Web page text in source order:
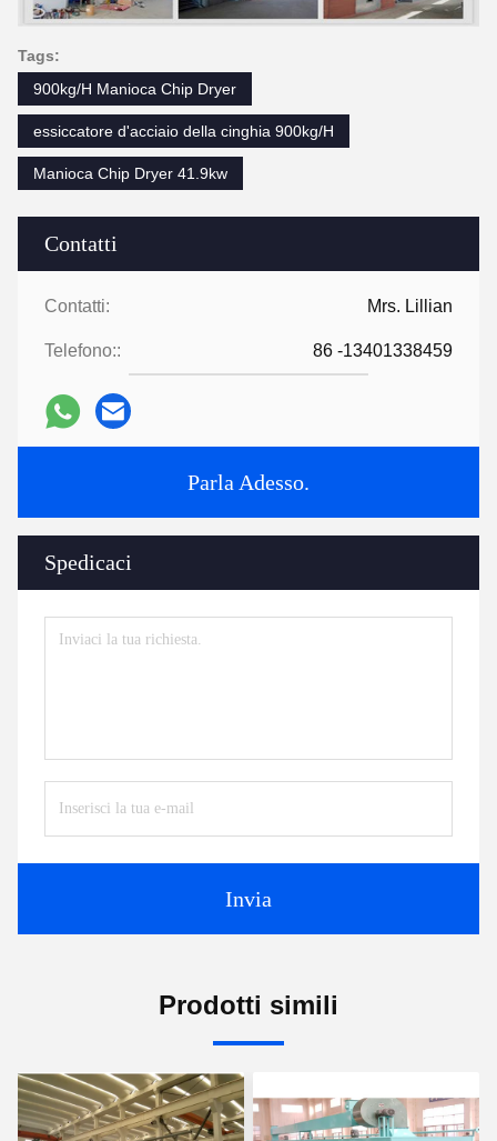
Contatti
Contatti: Mrs. Lillian
Telefono:: 86 -13401338459
Parla Adesso.
Spedicaci
Invia
Tags:
900kg/H Manioca Chip Dryer
essiccatore d'acciaio della cinghia 900kg/H
Manioca Chip Dryer 41.9kw
Prodotti simili